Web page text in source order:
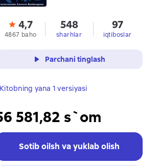
4,7
4867 baho
548
sharhlar
97
iqtiboslar
Parchani tinglash
Kitobning yana 1 versiyasi
581,82 s`om
Sotib oilsh va yuklab olish